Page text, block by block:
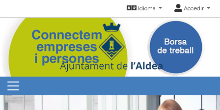
Idioma Accedir